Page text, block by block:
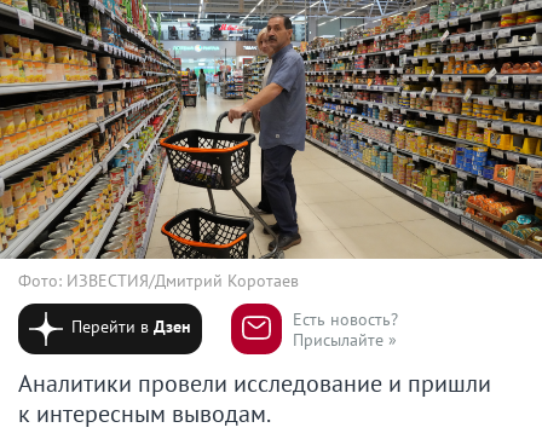
Фото: ИЗВЕСТИЯ/Дмитрий Коротаев
Перейти вДзен
Есть новость?
Присылайте »
Аналитики провели исследование и пришли
к интересным выводам.